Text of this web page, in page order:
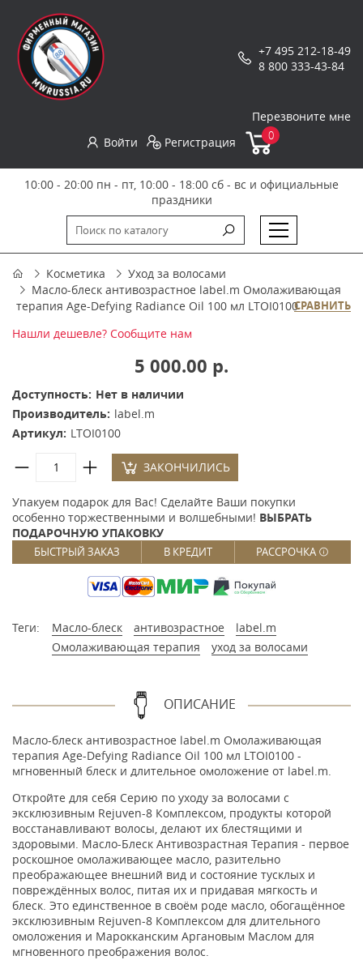
+7 495 212-18-49
8 800 333-43-84
Перезвоните мне
Войти
Регистрация 0
10:00 - 20:00 пн - пт, 10:00 - 18:00 сб - вс и официальные
праздники
Косметика
Уход за волосами
Масло-блеск антивозрастное label.m Омолаживающая
терапия Age-Defying Radiance Oil 100 мл LTOI0100СРАВНИТЬ
Нашли дешевле? Сообщите нам
5 000.00 р.
Доступность: Нет в наличии
Производитель: label.m
Артикул: LTOI0100
ЗАКОНЧИЛИСЬ
Упакуем подарок для Вас! Сделайте Ваши покупки
особенно торжественными и волшебными! ВЫБРАТЬ
ПОДАРОЧНУЮ УПАКОВКУ
БЫСТРЫЙ ЗАКАЗ В КРЕДИТ РАССРОЧКА
Теги: Масло-блеск антивозрастное
label.m
Омолаживающая терапия
уход за волосами
ОПИСАНИЕ
Масло-блеск антивозрастное label.m Омолаживающая
терапия Age-Defying Radiance Oil 100 мл LTOI0100 -
мгновенный блеск и длительное омоложение от label.m.
Откройте для себя Серию по уходу за волосами с
эксклюзивным Rejuven-8 Комплексом, продукты которой
восстанавливают волосы, делают их блестящими и
здоровыми. Масло-Блеск Антивозрастная Терапия - первое
роскошное омолаживающее масло, разительно
преображающее внешний вид и состояние тусклых и
повреждённых волос, питая их и придавая мягкость и
блеск. Это единственное в своём роде масло, обогащённое
эксклюзивным Rejuven-8 Комплексом для длительного
омоложения и Марокканским Аргановым Маслом для
мгновенного преображения волос.